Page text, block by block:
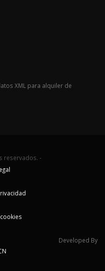
XML para alquiler de
reservados. -
Developed By